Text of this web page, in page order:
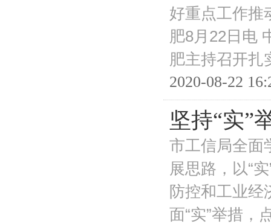
好重点工作推
肥8月22日电
肥主持召开
2020-08-22
坚持“实”
市工信局全面
展思路，以“
防控和工业经
面“实”举措，